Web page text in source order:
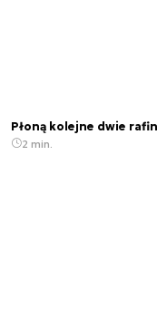
Płoną kolejne dwie
2 min.